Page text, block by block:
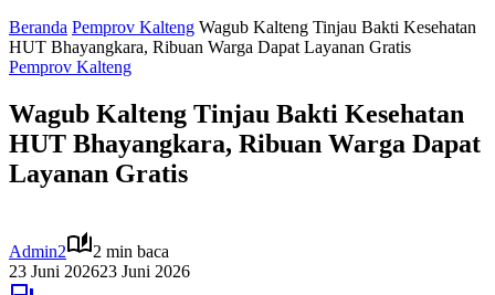
Beranda Pemprov Kalteng Wagub Kalteng Tinjau Bakti Kesehatan
HUT Bhayangkara, Ribuan Warga Dapat Layanan Gratis
Pemprov Kalteng
Wagub Kalteng Tinjau Bakti Kesehatan
HUT Bhayangkara, Ribuan Warga Dapat
Layanan Gratis
Admin2
2 min baca
23 Juni 202623 Juni 2026